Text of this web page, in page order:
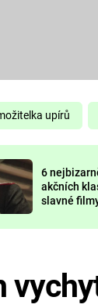
upírů
6
akčních
slavné